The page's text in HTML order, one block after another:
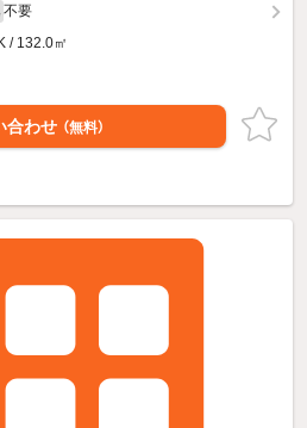
不要
/ 132.0㎡
合わせ （無料）